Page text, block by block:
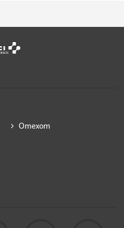
Omexom